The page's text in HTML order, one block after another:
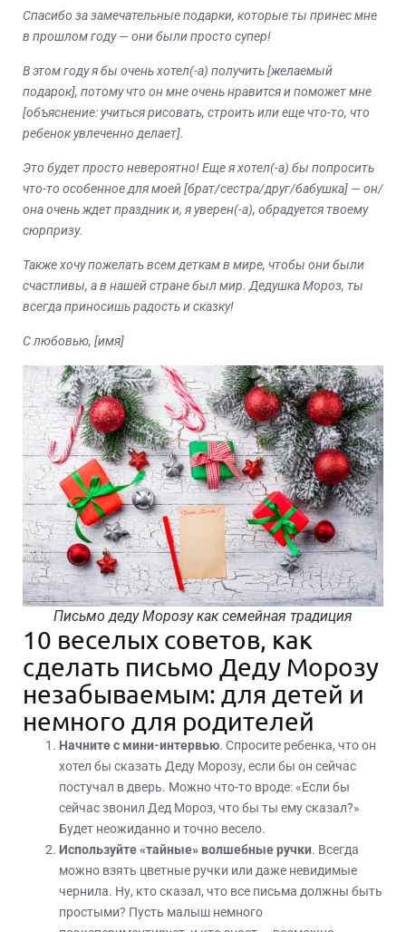
Спасибо за замечательные подарки, которые ты принес мне
в прошлом году — они были просто супер!
В этом году я бы очень хотел(-а) получить [желаемый
подарок], потому что он мне очень нравится и поможет мне
[объяснение: учиться рисовать, строить или еще что-то, что
ребенок увлеченно делает].
Это будет просто невероятно! Еще я хотел(-а) бы попросить
что-то особенное для моей [брат/сестра/друг/бабушка] — он/
она очень ждет праздник и, я уверен(-а), обрадуется твоему
сюрпризу.
Также хочу пожелать всем деткам в мире, чтобы они были
счастливы, а в нашей стране был мир. Дедушка Мороз, ты
всегда приносишь радость и сказку!
С любовью, [имя]
Письмо деду Морозу как семейная традиция
10 веселых советов, как
сделать письмо Деду Морозу
незабываемым: для детей и
немного для родителей
Начните с мини-интервью. Спросите ребенка, что он
хотел бы сказать Деду Морозу, если бы он сейчас
постучал в дверь. Можно что-то вроде: «Если бы
сейчас звонил Дед Мороз, что бы ты ему сказал?»
Будет неожиданно и точно весело.
Используйте «тайные» волшебные ручки. Всегда
можно взять цветные ручки или даже невидимые
чернила. Ну, кто сказал, что все письма должны быть
простыми? Пусть малыш немного